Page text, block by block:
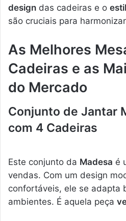
design das cadeiras e o
são cruciais para
As Melhores
Cadeiras e as
do Mercado
Conjunto de Jantar
com 4 Cadeiras
Este conjunto da Madesa é
vendas. Com um design
confortáveis, ele se adapta
ambientes. É aquela peça